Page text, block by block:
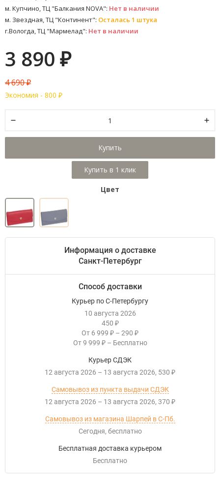
м. Купчино, ТЦ "Балкания NOVA": Нет в наличии
м. Звездная, ТЦ "Континент": Осталась 1 штука
г.Вологда, ТЦ "Мармелад": Нет в наличии
3 890 ₽
4 690₽
Экономия - 800 ₽
Купить
Цвет
Информация о доставке
Санкт-Петербург
Способ доставки
Курьер по С-Петербургу
10 августа 2026
450 ₽
От 6 999 ₽ – 290 ₽
От 9 999 ₽ – Бесплатно
Курьер СДЭК
12 августа 2026 – 13 августа 2026 530 ₽
Самовывоз из пункта выдачи СДЭК
12 августа 2026 – 13 августа 2026 370 ₽
Самовывоз из магазина Шарпей в С-Пб.
Сегодня
Бесплатно
Бесплатная доставка курьером
Бесплатно